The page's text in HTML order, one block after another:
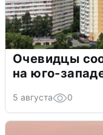
Очевидцы
на юго-
5 августа 0